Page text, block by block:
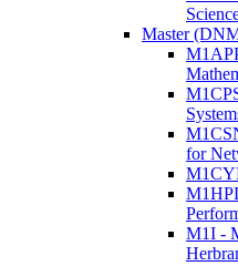
Master
for
M1I -